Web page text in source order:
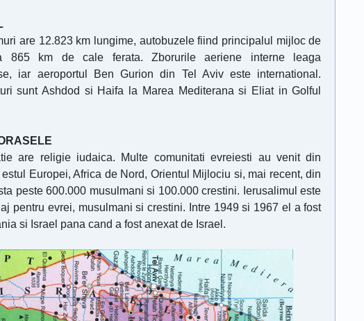
are 12.823 km lungime, autobuzele fiind principalul mijloc de
865 km de cale ferata. Zborurile aeriene interne leaga
iar aeroportul Ben Gurion din Tel Aviv este international.
sunt Ashdod si Haifa la Marea Mediterana si Eliat in Golful
are religie iudaica. Multe comunitati evreiesti au venit din
Europei, Africa de Nord, Orientul Mijlociu si, mai recent, din
peste 600.000 musulmani si 100.000 crestini. Ierusalimul este
pentru evrei, musulmani si crestini. Intre 1949 si 1967 el a fost
si Israel pana cand a fost anexat de Israel.